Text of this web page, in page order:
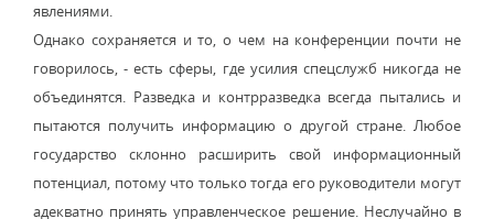
явлениями.
Однако сохраняется и то, о чем на конференции почти не
говорилось, - есть сферы, где усилия спецслужб никогда не
объединятся. Разведка и контрразведка всегда пытались и
пытаются получить информацию о другой стране. Любое
государство склонно расширить свой информационный
потенциал, потому что только тогда его руководители могут
адекватно принять управленческое решение. Неслучайно в